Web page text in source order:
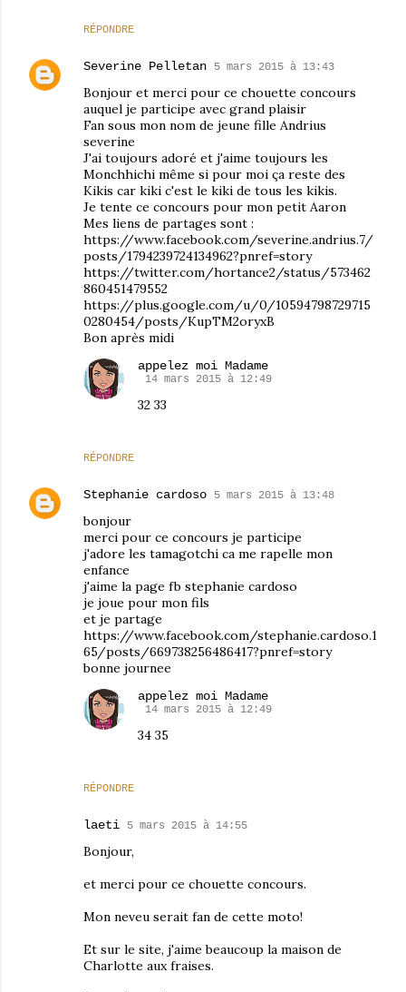
RÉPONDRE
Severine Pelletan 5 mars 2015 à 13:43
Bonjour et merci pour ce chouette concours
auquel je participe avec grand plaisir
Fan sous mon nom de jeune fille Andrius
severine
J'ai toujours adoré et j'aime toujours les
Monchhichi même si pour moi ça reste des
Kikis car kiki c'est le kiki de tous les kikis.
Je tente ce concours pour mon petit Aaron
Mes liens de partages sont :
https://www.facebook.com/severine.andrius.7/
posts/1794239724134962?pnref=story
https://twitter.com/hortance2/status/573462
860451479552
https://plus.google.com/u/0/10594798729715
0280454/posts/KupTM2oryxB
Bon après midi
RÉPONDRE
appelez moi Madame
14 mars 2015 à 12:49
32 33
Stephanie cardoso 5 mars 2015 à 13:48
bonjour
merci pour ce concours je participe
j'adore les tamagotchi ca me rapelle mon
enfance
j'aime la page fb stephanie cardoso
je joue pour mon fils
et je partage
https://www.facebook.com/stephanie.cardoso.1
65/posts/669738256486417?pnref=story
bonne journee
RÉPONDRE
appelez moi Madame
14 mars 2015 à 12:49
34 35
laeti 5 mars 2015 à 14:55
Bonjour,
et merci pour ce chouette concours.
Mon neveu serait fan de cette moto!
Et sur le site, j'aime beaucoup la maison de
Charlotte aux fraises.